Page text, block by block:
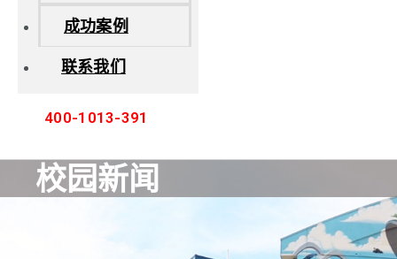
成功案例
联系我们
400-1013-391
校园新闻